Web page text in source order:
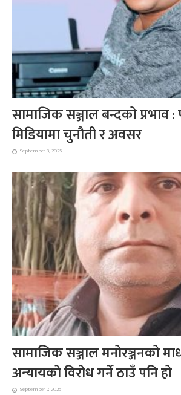
सामाजिक सञ्जाल बन्दको प्रभाव :
मिडियामा चुनौती र अवसर
September 8, 2025
सामाजिक सञ्जाल मनोरञ्जनको
अन्यायको विरोध गर्ने ठाउँ पनि हो
September 7, 2025